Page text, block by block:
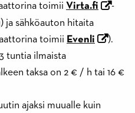
toimii Virta.fi
-
ja sähköauton hitaita
toimii Evenli
).
tuntia ilmaista
taksa on 2 € / h tai 16 €
ajaksi muualle kuin